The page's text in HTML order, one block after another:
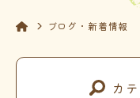
ブログ・新着情報
カ